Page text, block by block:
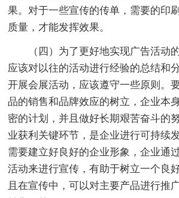
果。对于一些宣传的传单，需要的印
质量，才能发挥效果。
（四）为了更好地实现广告活动
应该对以往的活动进行经验的总结和
开展会展活动，应该遵守一些原则。
品的销售和品牌效应的树立，企业本
密的计划，并且做好长期艰苦奋斗的
业获利关键环节，是企业进行可持续
需要建立好良好的企业形象，企业通
活动来进行宣传，有助于树立一个良
且在宣传中，可以对主要产品进行推